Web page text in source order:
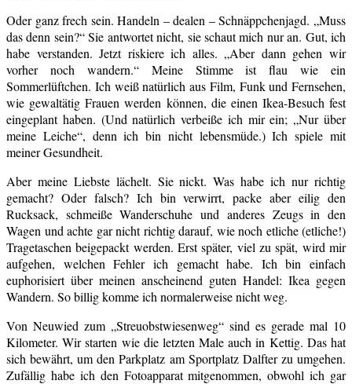
Oder ganz frech sein. Handeln – dealen – Schnäppchenjagd. „Muss
das denn sein?“ Sie antwortet nicht, sie schaut mich nur an. Gut, ich
habe verstanden. Jetzt riskiere ich alles. „Aber dann gehen wir
vorher noch wandern.“ Meine Stimme ist flau wie ein
Sommerlüftchen. Ich weiß natürlich aus Film, Funk und Fernsehen,
wie gewaltätig Frauen werden können, die einen Ikea-Besuch fest
eingeplant haben. (Und natürlich verbeiße ich mir ein; „Nur über
meine Leiche“, denn ich bin nicht lebensmüde.) Ich spiele mit
meiner Gesundheit.
Aber meine Liebste lächelt. Sie nickt. Was habe ich nur richtig
gemacht? Oder falsch? Ich bin verwirrt, packe aber eilig den
Rucksack, schmeiße Wanderschuhe und anderes Zeugs in den
Wagen und achte gar nicht richtig darauf, wie noch etliche (etliche!)
Tragetaschen beigepackt werden. Erst später, viel zu spät, wird mir
aufgehen, welchen Fehler ich gemacht habe. Ich bin einfach
euphorisiert über meinen anscheinend guten Handel: Ikea gegen
Wandern. So billig komme ich normalerweise nicht weg.
Von Neuwied zum „Streuobstwiesenweg“ sind es gerade mal 10
Kilometer. Wir starten wie die letzten Male auch in Kettig. Das hat
sich bewährt, um den Parkplatz am Sportplatz Dalfter zu umgehen.
Zufällig habe ich den Fotoapparat mitgenommen, obwohl ich gar